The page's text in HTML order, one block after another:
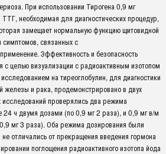
При использовании Тирогена 0,9 мг
необходимая для диагностических процедур,
замещает нормальную функцию щитовидной
связанных с
Эффективность и безопасность
с целью визуализации с радиоактивным изотопом
на тиреоглобулин, для диагностики
железы и рака, продемонстрировано в двух
проверялись два режима
ч двумя дозами (по 0,9 мг 2 раза), и 0,9 мг в/м
мг 3 раза). Оба режима дозирования были
отличались от прекращения введения гормона
поглощения радиоактивного изотопа йода